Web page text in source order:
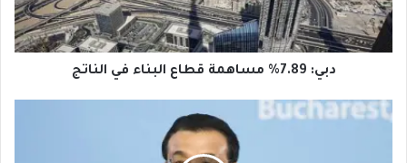
الناتج
دبي: 7.89% مساهمة قطاع البناء في الناتج
الصين